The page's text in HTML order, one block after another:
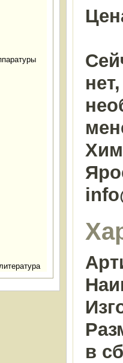
в